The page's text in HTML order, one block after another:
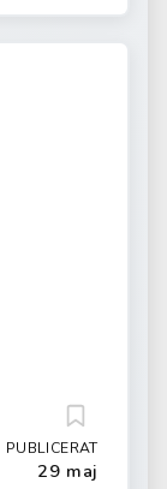
PUBLICERAT
29 maj